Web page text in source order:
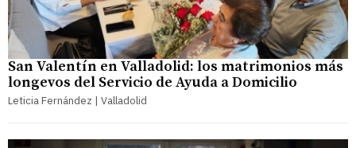
San Valentín en Valladolid: los matrimonios más
longevos del Servicio de Ayuda a Domicilio
Leticia Fernández | Valladolid